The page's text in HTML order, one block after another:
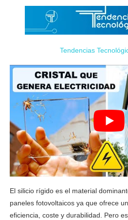
Tendencias
El silicio rígido es el material
paneles fotovoltaicos ya que ofrece
eficiencia, coste y durabilidad. Pero